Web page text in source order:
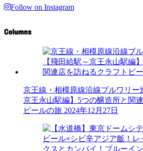
Follow on Instagram
Columns
京王線・相模原線沿線ブルワリー
京王永山駅編】5つの醸造所と関
ビールの旅 2024年12月27日